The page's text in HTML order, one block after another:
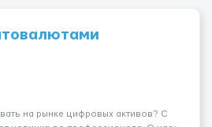
на рынке цифровых активов? С